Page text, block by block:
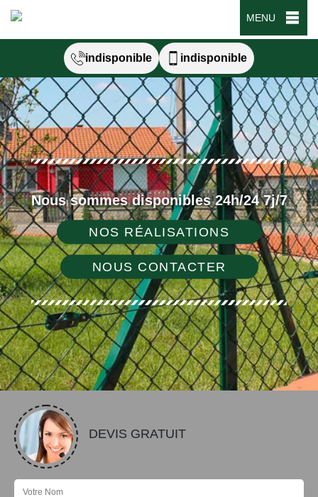
MENU
indisponible indisponible
Nous sommes disponibles 24h/24 7j/7
NOS RÉALISATIONS
NOUS CONTACTER
DEVIS GRATUIT